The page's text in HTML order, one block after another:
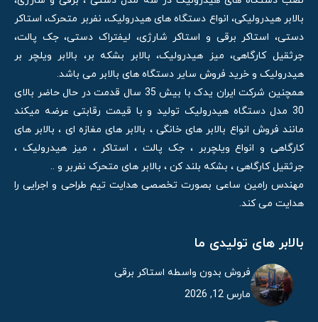
بالابر هیدرولیکی، انواع دستگاه های هیدرولیک، نفربر متحرک، استاکر
دستی، استاکر برقی و استاکر شارژی، لیفتراک دستی، جک پالت،
جرثقیل کارگاهی، میز هیدرولیک، بالابر بشکه بر، بالابر ویلچر بر
هیدرولیک و خرید فروش سایر دستگاه های بالابر می باشد.
همچنین شرکت ایران یدک با بیش 35 سال قدمت در حال حاضر بالای
30 مدل دستگاه هیدرولیک تولید و با قیمت رقابتی عرضه میکند
مانند فروش انواع بالابر های خانگی ، بالابر های مغازه ای ، بالابر های
کارگاهی و انواع ویلچربر ، جک پالت ، استاکر ، میز هیدرولیک ،
جرثقیل کارگاهی ، بشکه بلند کن ، بالابر های متحرک نفربر و ..
مهندس رامین ساعی بصورت تخصصی هدایت تیم طراحی و اجرایی را
هدایت می کند.
بالابر های تولیدی ما
فروش بدون واسطه استاکر برقی
مارس 12, 2026